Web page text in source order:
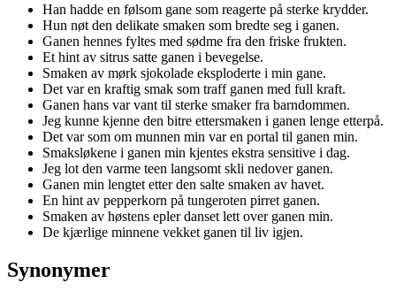
Han hadde en følsom gane som reagerte på sterke krydder.
Hun nøt den delikate smaken som bredte seg i ganen.
Ganen hennes fyltes med sødme fra den friske frukten.
Et hint av sitrus satte ganen i bevegelse.
Smaken av mørk sjokolade eksploderte i min gane.
Det var en kraftig smak som traff ganen med full kraft.
Ganen hans var vant til sterke smaker fra barndommen.
Jeg kunne kjenne den bitre ettersmaken i ganen lenge etterpå.
Det var som om munnen min var en portal til ganen min.
Smaksløkene i ganen min kjentes ekstra sensitive i dag.
Jeg lot den varme teen langsomt skli nedover ganen.
Ganen min lengtet etter den salte smaken av havet.
En hint av pepperkorn på tungeroten pirret ganen.
Smaken av høstens epler danset lett over ganen min.
De kjærlige minnene vekket ganen til liv igjen.
Synonymer